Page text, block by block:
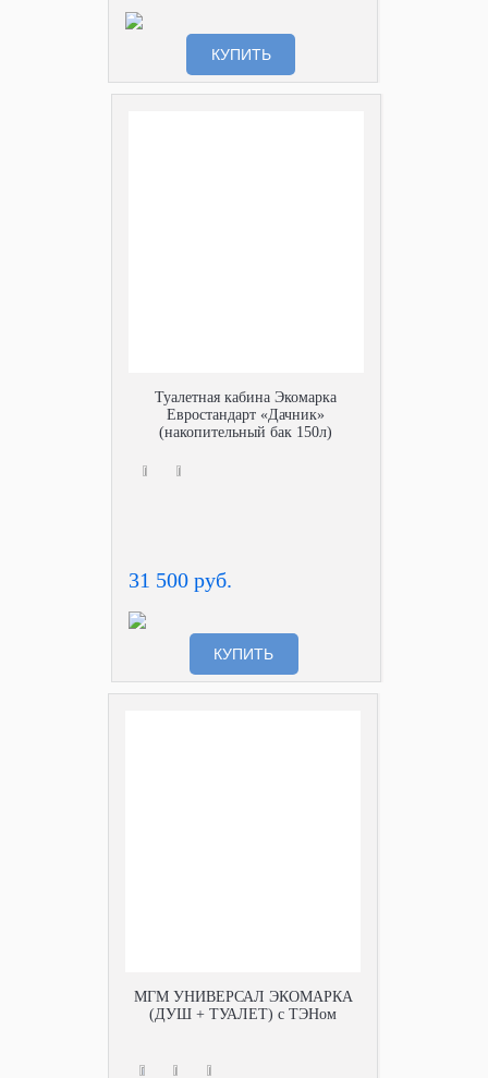
КУПИТЬ
Туалетная кабина Экомарка
Евростандарт «Дачник»
(накопительный бак 150л)
31 500 руб.
КУПИТЬ
МГМ УНИВЕРСАЛ ЭКОМАРКА
(ДУШ + ТУАЛЕТ) с ТЭНом